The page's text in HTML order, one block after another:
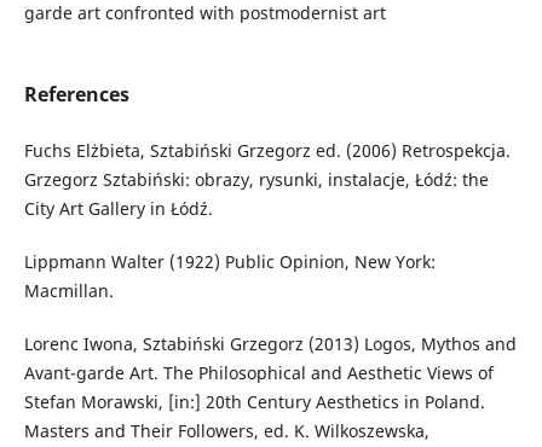
garde art confronted with postmodernist art
References
Fuchs Elżbieta, Sztabiński Grzegorz ed. (2006) Retrospekcja.
Grzegorz Sztabiński: obrazy, rysunki, instalacje, Łódź: the
City Art Gallery in Łódź.
Lippmann Walter (1922) Public Opinion, New York:
Macmillan.
Lorenc Iwona, Sztabiński Grzegorz (2013) Logos, Mythos and
Avant-garde Art. The Philosophical and Aesthetic Views of
Stefan Morawski, [in:] 20th Century Aesthetics in Poland.
Masters and Their Followers, ed. K. Wilkoszewska,